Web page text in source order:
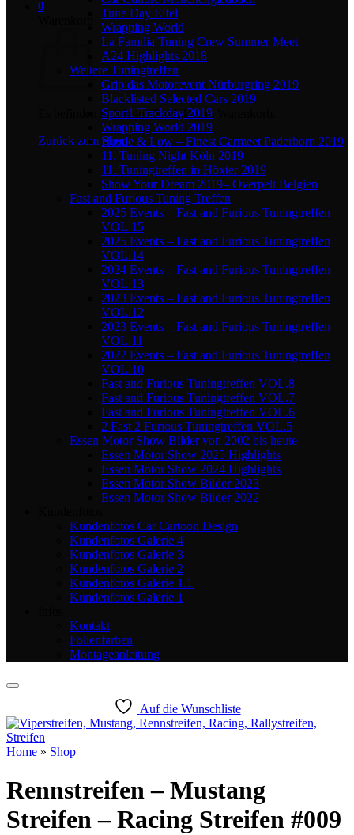
0
Es befinden sich keine Produkte im Warenkorb.
Zurück zum Shop
Tune Day Eifel
Wrapping World
La Familia Tuning Crew Summer Meet
A24 Highlights 2018
Weitere Tuningtreffen
Grip das Motorevent Nürburgring 2019
Blacklisted Selected Cars 2019
Sport1 Trackday 2019
Wrapping World 2019
Hustle & Low – Finest Carmeet Paderborn 2019
11. Tuning Night Köln 2019
11. Tuningtreffen in Höxter 2019
Show Your Dream 2019– Overpelt Belgien
Fast and Furious Tuning Treffen
2025 Events – Fast and Furious Tuningtreffen
VOL.15
2025 Events – Fast and Furious Tuningtreffen
VOL.14
2024 Events – Fast and Furious Tuningtreffen
VOL.13
2023 Events – Fast and Furious Tuningtreffen
VOL.12
2023 Events – Fast and Furious Tuningtreffen
VOL.11
2022 Events – Fast and Furious Tuningtreffen
VOL.10
Fast and Furious Tuningtreffen VOL.8
Fast and Furious Tuningtreffen VOL.7
Fast and Furious Tuningtreffen VOL.6
2 Fast 2 Furious Tuningtreffen VOL.5
Essen Motor Show Bilder von 2002 bis heute
Essen Motor Show 2025 Highlights
Essen Motor Show 2024 Highlights
Essen Motor Show Bilder 2023
Essen Motor Show Bilder 2022
Kundenfotos Car Cartoon Design
Kundenfotos Galerie 4
Kundenfotos Galerie 3
Kundenfotos Galerie 2
Kundenfotos Galerie 1.1
Kundenfotos Galerie 1
Kontakt
Folienfarben
Montageanleitung
Auf die Wunschliste
Home » Shop
Rennstreifen – Mustang
Streifen – Racing Streifen #009